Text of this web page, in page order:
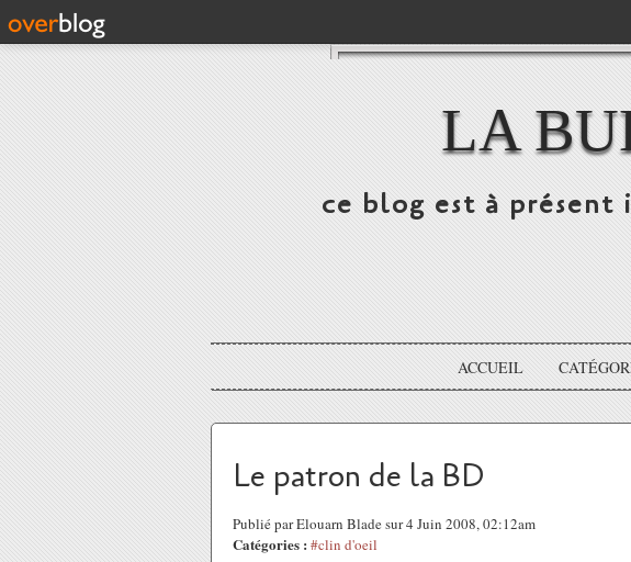
LA
ce blog est à
ACCUEIL
Le patron de la BD
Publié par Elouarn Blade sur 4 Juin 2008, 02:12am
Catégories : #clin d'oeil